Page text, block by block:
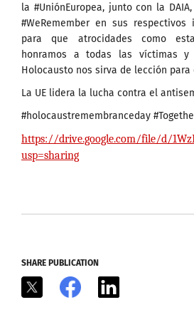
la #UniónEuropea, junto con la
#WeRemember en sus respectivos
para que atrocidades como
honramos a todas las víctimas
Holocausto nos sirva de lección
La UE lidera la lucha contra el
#holocaustremembranceday
https://drive.google.com/file/d/
usp=sharing
SHARE PUBLICATION
Facebook